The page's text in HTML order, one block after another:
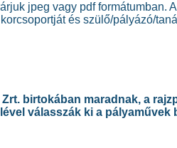
jpeg vagy pdf formátumban.
és szülő/pályázó/
birtokában maradnak, a
válasszák ki a pályaművek